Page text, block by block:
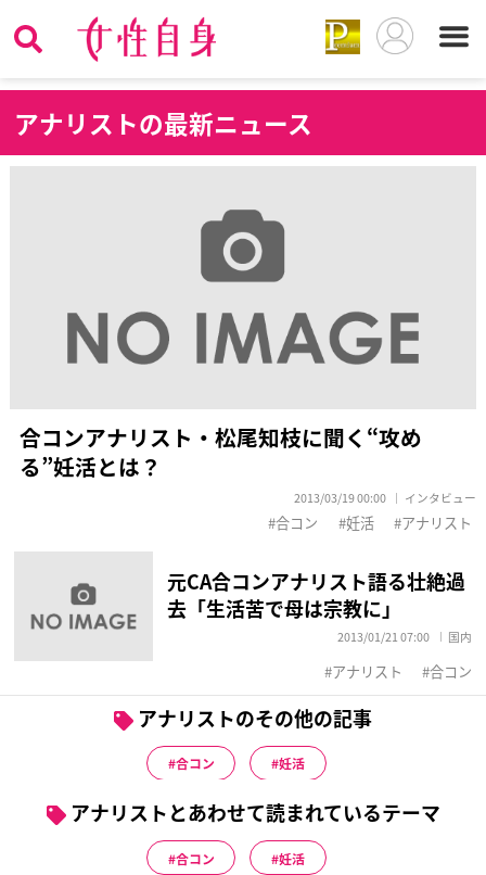
アナリストの最新ニュース
合コンアナリスト・松尾知枝に聞く“攻め
る”妊活とは？
2013/03/19 00:00 インタビュー
合コン 妊活 アナリスト
元CA合コンアナリスト語る壮絶過
去「生活苦で母は宗教に」
2013/01/21 07:00 国内
アナリスト 合コン
アナリストのその他の記事
合コン 妊活
アナリストとあわせて読まれているテーマ
合コン 妊活